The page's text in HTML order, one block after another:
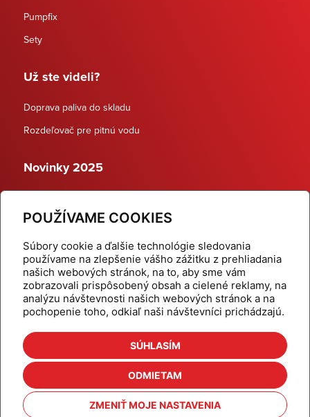
POUŽÍVAME COOKIES
Súbory cookie a ďalšie technológie sledovania
používame na zlepšenie vášho zážitku z prehliadania
našich webových stránok, na to, aby sme vám
zobrazovali prispôsobený obsah a cielené reklamy, na
analýzu návštevnosti našich webových stránok a na
pochopenie toho, odkiaľ naši návštevníci prichádzajú.
SÚHLASÍM
ODMIETAM
ZMENIŤ MOJE NASTAVENIA
Pumpfix
Sety
Už ste videli?
Doprava paliva do skladu
Rozdeľovač pre pitnú vodu
Novinky 2025
Dynamické termostatické ventily
Domov
Produkty
Aktuality
Odber šikovné tipy
Kalkulačky
Cenníky
Na stiahnutie
Referencie
Kontakt